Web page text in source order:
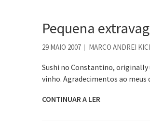
Pequena
29 MAIO 2007 MARCO ANDREI
Sushi no Constantino, originally
vinho. Agradecimentos ao meus
CONTINUAR A LER